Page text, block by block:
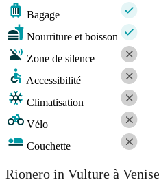
Bagage
Nourriture et boisson
Zone de silence
Accessibilité
Climatisation
Vélo
Couchette
Rionero in Vulture à